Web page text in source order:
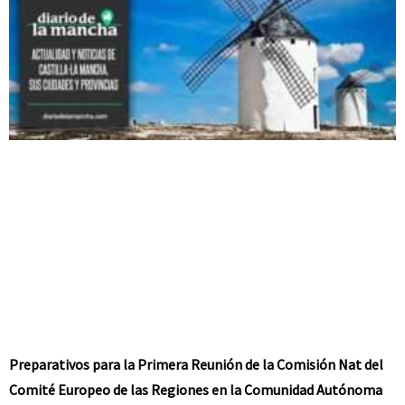
Preparativos para la Primera Reunión de la Comisión Nat del
Comité Europeo de las Regiones en la Comunidad Autónoma